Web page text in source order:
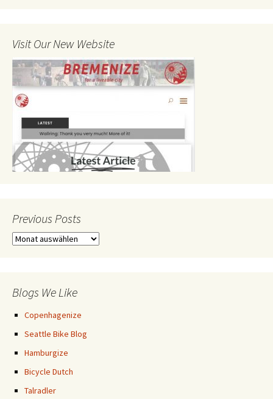
Visit Our New Website
Previous Posts
Previous
Blogs We Like
Copenhagenize
Seattle Bike Blog
Hamburgize
Bicycle Dutch
Talradler